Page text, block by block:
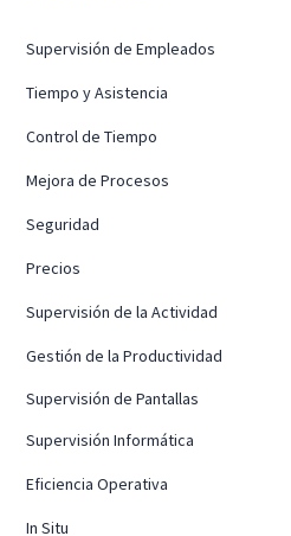
Supervisión de Empleados
Tiempo y Asistencia
Control de Tiempo
Mejora de Procesos
Seguridad
Precios
Supervisión de la Actividad
Gestión de la Productividad
Supervisión de Pantallas
Supervisión Informática
Eficiencia Operativa
In Situ